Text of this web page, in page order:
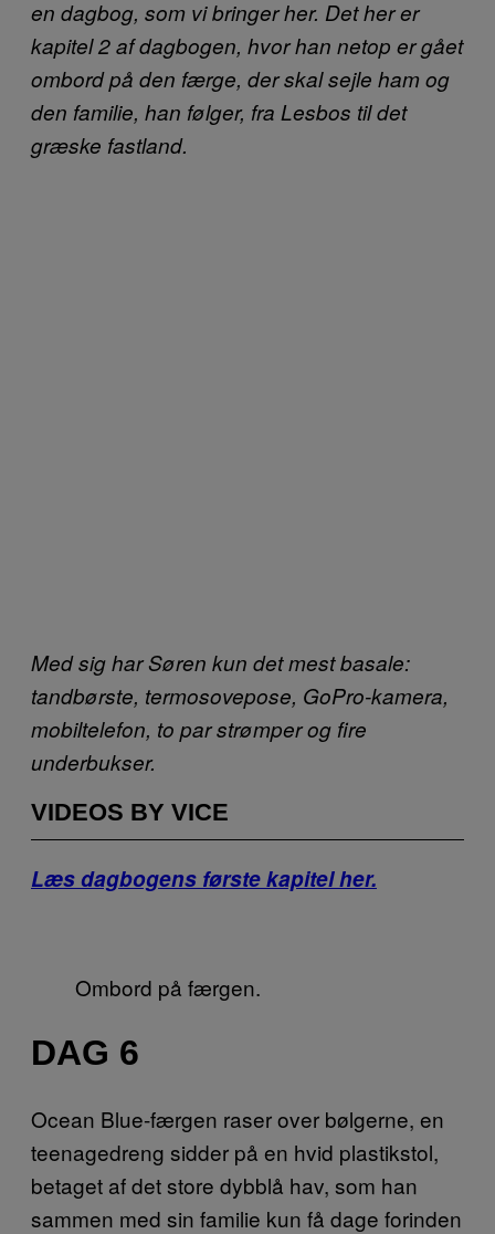
en dagbog, som vi bringer her. Det her er
kapitel 2 af dagbogen, hvor han netop er gået
ombord på den færge, der skal sejle ham og
den familie, han følger, fra Lesbos til det
græske fastland.
Med sig har Søren kun det mest basale:
tandbørste, termosovepose, GoPro-kamera,
mobiltelefon, to par strømper og fire
underbukser.
VIDEOS BY VICE
Læs dagbogens første kapitel her.
Ombord på færgen.
DAG 6
Ocean Blue-færgen raser over bølgerne, en
teenagedreng sidder på en hvid plastikstol,
betaget af det store dybblå hav, som han
sammen med sin familie kun få dage forinden